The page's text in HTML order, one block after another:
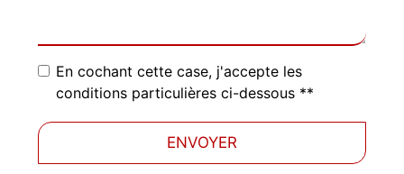
En cochant cette case, j'accepte les
conditions particulières ci-dessous **
ENVOYER